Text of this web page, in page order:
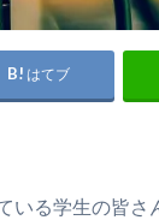
はてブ
る学生の皆さ